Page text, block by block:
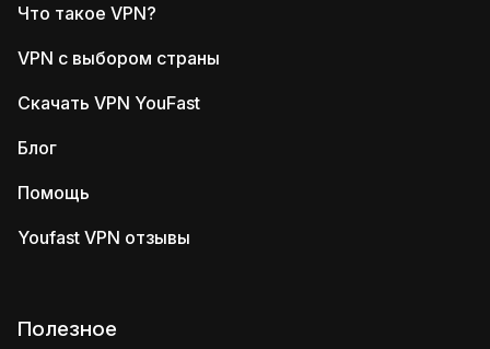
Что такое VPN?
VPN с выбором страны
Скачать VPN YouFast
Блог
Помощь
Youfast VPN отзывы
Полезное